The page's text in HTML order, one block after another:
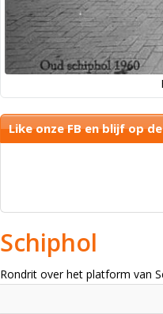
Like onze FB en blijf op
Schiphol
Rondrit over het platform van